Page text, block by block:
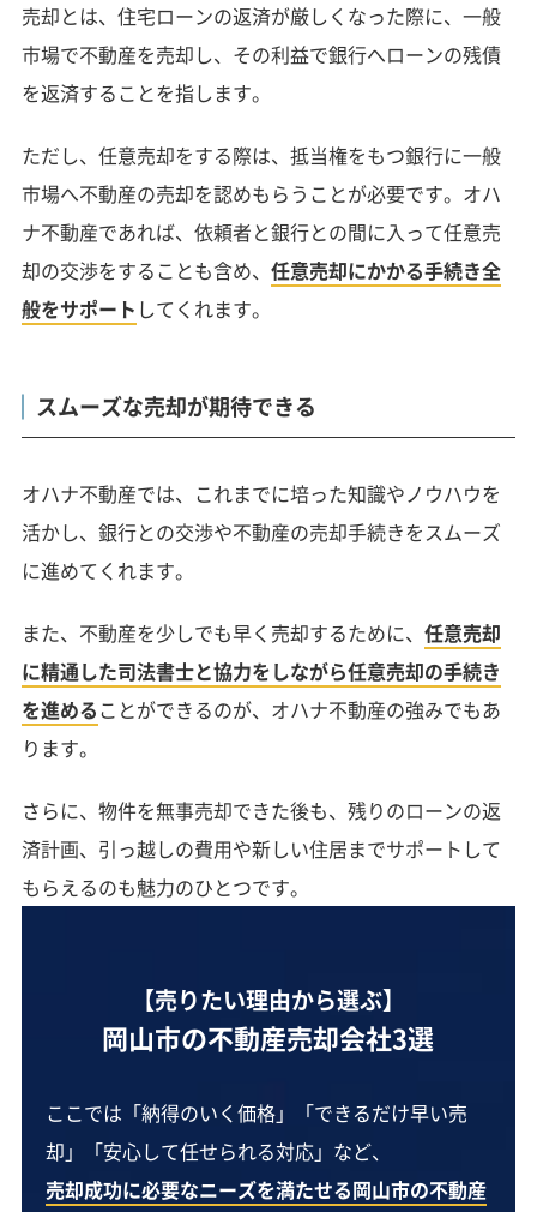
売却とは、住宅ローンの返済が厳しくなった際に、一般
市場で不動産を売却し、その利益で銀行へローンの残債
を返済することを指します。
ただし、任意売却をする際は、抵当権をもつ銀行に一般
市場へ不動産の売却を認めもらうことが必要です。オハ
ナ不動産であれば、依頼者と銀行との間に入って任意売
却の交渉をすることも含め、 任意売却にかかる手続き全
般をサポート してくれます。
スムーズな売却が期待できる
オハナ不動産では、これまでに培った知識やノウハウを
活かし、銀行との交渉や不動産の売却手続きをスムーズ
に進めてくれます。
また、不動産を少しでも早く売却するために、 任意売却
に精通した司法書士と協力をしながら任意売却の手続き
を進めることができるのが、オハナ不動産の強みでもあ
ります。
さらに、物件を無事売却できた後も、残りのローンの返
済計画、引っ越しの費用や新しい住居までサポートして
もらえるのも魅力のひとつです。
【売りたい理由から選ぶ】
岡山市の不動産売却会社3選
ここでは「納得のいく価格」「できるだけ早い売
却」「安心して任せられる対応」など、
売却成功に必要なニーズを満たせる岡山市の不動産